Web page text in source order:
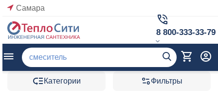
Самара
8 800-333-33-79
Категории Фильтры